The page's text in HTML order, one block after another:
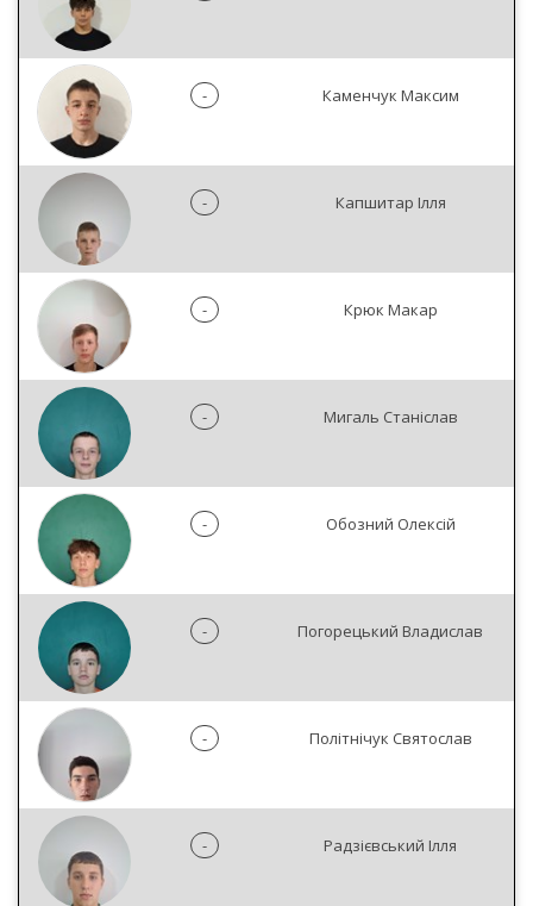
- Каменчук Максим
- Капшитар Ілля
- Крюк Макар
- Мигаль Станіслав
- Обозний Олексій
- Погорецький Владислав
- Політнічук Святослав
- Радзієвський Ілля